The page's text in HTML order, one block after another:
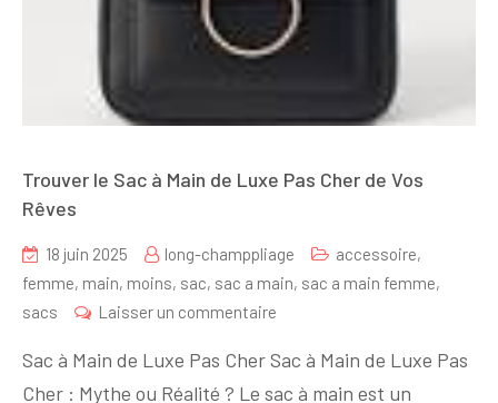
Trouver le Sac à Main de Luxe Pas Cher de Vos
Rêves
18 juin 2025 long-champpliage accessoire,
femme, main, moins, sac, sac a main, sac a main femme,
sacs
Laisser un commentaire
le
Sac
Sac à Main de Luxe Pas Cher Sac à Main de Luxe Pas
Cher : Mythe ou Réalité ? Le sac à main est un